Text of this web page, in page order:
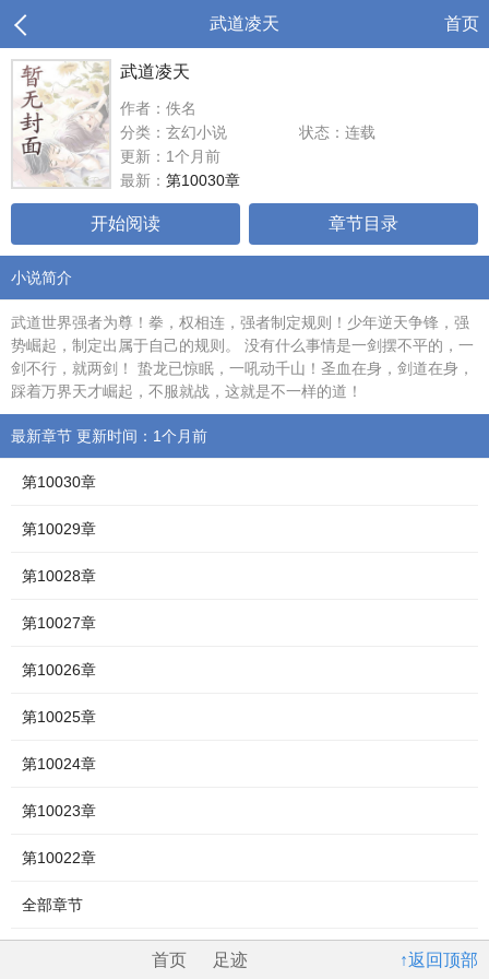
武道凌天 首页
武道凌天
作者：佚名
分类：玄幻小说
状态：连载
更新：1个月前
最新： 第10030章
开始阅读 章节目录
小说简介
武道世界强者为尊！拳，权相连，强者制定规则！少年逆天争锋，强
势崛起，制定出属于自己的规则。 没有什么事情是一剑摆不平的，一
剑不行，就两剑！ 蛰龙已惊眠，一吼动千山！圣血在身，剑道在身，
踩着万界天才崛起，不服就战，这就是不一样的道！
最新章节 更新时间：1个月前
第10030章
第10029章
第10028章
第10027章
第10026章
第10025章
第10024章
第10023章
第10022章
全部章节
↑返回顶部
首页 足迹